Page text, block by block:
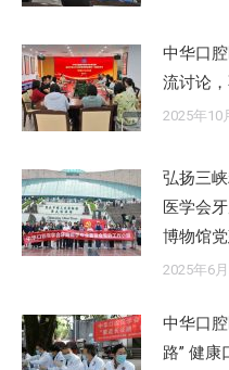
中华口
流讨论
2025年10
弘扬三
医学会
博物馆
2025年6
中华口
路” 健